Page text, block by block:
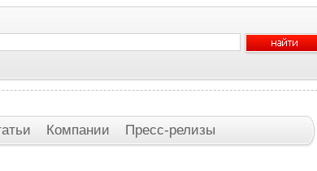
Компании Пресс-релизы